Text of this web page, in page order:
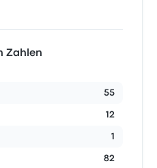
Zahlen
55
12
1
82